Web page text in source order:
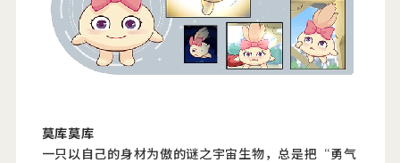
莫库莫库
一只以自己的身材为傲的谜之宇宙生物，总是把“勇气